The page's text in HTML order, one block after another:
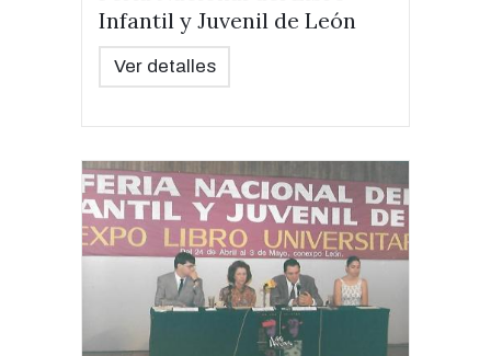
Infantil y Juvenil de León
Ver detalles